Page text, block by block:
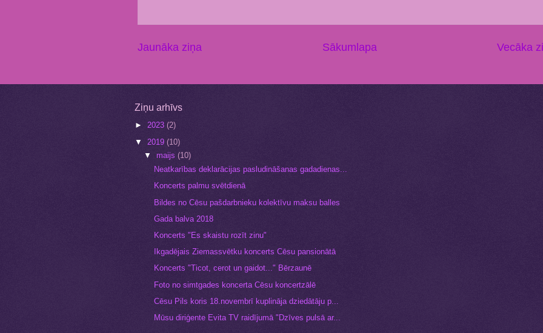
Jaunāka ziņa Vecāka
Sākumlapa
Ziņu arhīvs
► 2023 (2)
▼ 2019 (10)
▼maijs(10)
Neatkarības deklarācijas pasludināšanas gadadienas...
Koncerts palmu svētdienā
Bildes no Cēsu pašdarbnieku kolektīvu maksu balles
Gada balva 2018
Koncerts "Es skaistu rozīt zinu"
Ikgadējais Ziemassvētku koncerts Cēsu pansionātā
Koncerts "Ticot, cerot un gaidot..." Bērzaunē
Foto no simtgades koncerta Cēsu koncertzālē
Cēsu Pils koris 18.novembrī kuplināja dziedātāju p...
Mūsu diriģente Evita TV raidījumā "Dzīves pulsā ar...